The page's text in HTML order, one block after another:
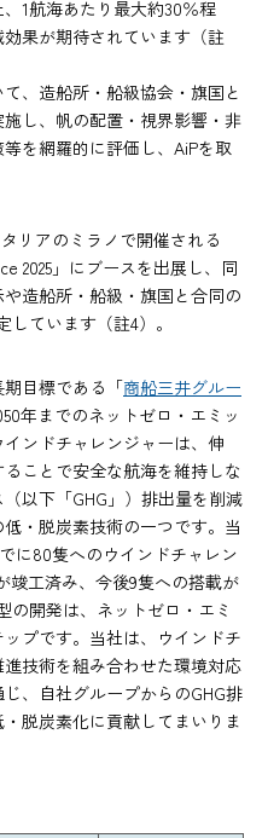
1航海あたり最大約30％程
果が期待されています（註
、造船所・船級協会・旗国と
し、帆の配置・視界影響・非
を網羅的に評価し、AiPを取
リアのミラノで開催される
2025」にブースを出展し、同
造船所・船級・旗国と合同の
ています（註4）。
目標である「商船三井グルー
年までのネットゼロ・エミッ
ンドチャレンジャーは、伸
ことで安全な航海を維持しな
以下「GHG」）排出量を削減
・脱炭素技術の一つです。当
に80隻へのウインドチャレン
竣工済み、今後9隻への搭載が
の開発は、ネットゼロ・エミ
プです。当社は、ウインドチ
技術を組み合わせた環境対応
、自社グループからのGHG排
脱炭素化に貢献してまいりま